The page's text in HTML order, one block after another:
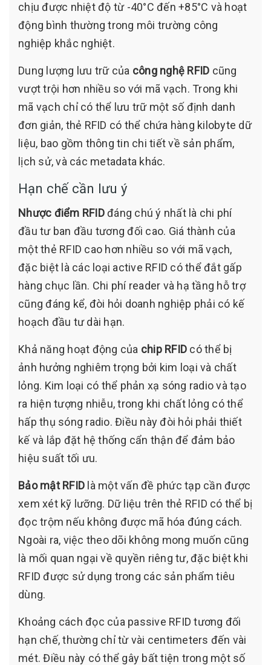
chịu được nhiệt độ từ -40°C đến +85°C và hoạt
động bình thường trong môi trường công
nghiệp khắc nghiệt.
Dung lượng lưu trữ của công nghệ RFID cũng
vượt trội hơn nhiều so với mã vạch. Trong khi
mã vạch chỉ có thể lưu trữ một số định danh
đơn giản, thẻ RFID có thể chứa hàng kilobyte dữ
liệu, bao gồm thông tin chi tiết về sản phẩm,
lịch sử, và các metadata khác.
Hạn chế cần lưu ý
Nhược điểm RFIDđáng chú ý nhất là chi phí
đầu tư ban đầu tương đối cao. Giá thành của
một thẻ RFID cao hơn nhiều so với mã vạch,
đặc biệt là các loại active RFID có thể đắt gấp
hàng chục lần. Chi phí reader và hạ tầng hỗ trợ
cũng đáng kể, đòi hỏi doanh nghiệp phải có kế
hoạch đầu tư dài hạn.
Khả năng hoạt động của chip RFID có thể bị
ảnh hưởng nghiêm trọng bởi kim loại và chất
lỏng. Kim loại có thể phản xạ sóng radio và tạo
ra hiện tượng nhiễu, trong khi chất lỏng có thể
hấp thụ sóng radio. Điều này đòi hỏi phải thiết
kế và lắp đặt hệ thống cẩn thận để đảm bảo
hiệu suất tối ưu.
Bảo mật RFID là một vấn đề phức tạp cần được
xem xét kỹ lưỡng. Dữ liệu trên thẻ RFID có thể bị
đọc trộm nếu không được mã hóa đúng cách.
Ngoài ra, việc theo dõi không mong muốn cũng
là mối quan ngại về quyền riêng tư, đặc biệt khi
RFID được sử dụng trong các sản phẩm tiêu
dùng.
Khoảng cách đọc của passive RFID tương đối
hạn chế, thường chỉ từ vài centimeters đến vài
mét. Điều này có thể gây bất tiện trong một số